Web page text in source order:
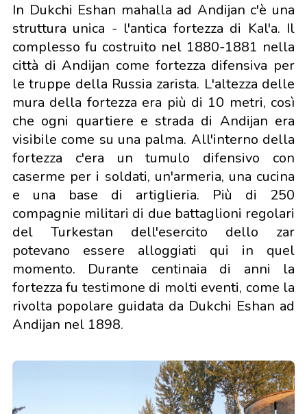
In Dukchi Eshan mahalla ad Andijan c'è una
struttura unica - l'antica fortezza di Kal'a. Il
complesso fu costruito nel 1880-1881 nella
città di Andijan come fortezza difensiva per
le truppe della Russia zarista. L'altezza delle
mura della fortezza era più di 10 metri, così
che ogni quartiere e strada di Andijan era
visibile come su una palma. All'interno della
fortezza c'era un tumulo difensivo con
caserme per i soldati, un'armeria, una cucina
e una base di artiglieria. Più di 250
compagnie militari di due battaglioni regolari
del Turkestan dell'esercito dello zar
potevano essere alloggiati qui in quel
momento. Durante centinaia di anni la
fortezza fu testimone di molti eventi, come la
rivolta popolare guidata da Dukchi Eshan ad
Andijan nel 1898.